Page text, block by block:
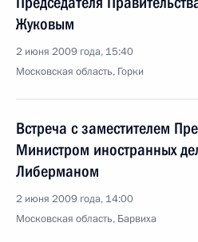
Жуковым
2 июня 2009 года, 15:40
Московская область, Горки
Встреча с заместителем
Министром иностранных
Либерманом
2 июня 2009 года, 14:00
Московская область, Барвиха